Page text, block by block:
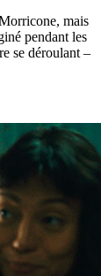
mais
pendant les
se déroulant –